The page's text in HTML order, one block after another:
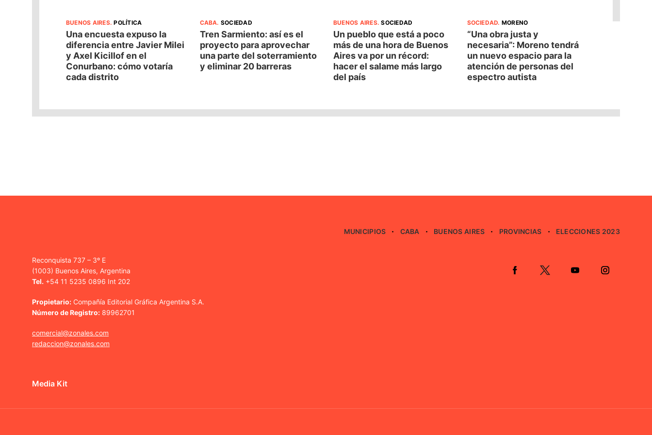
BUENOS AIRES.POLÍTICA
Una encuesta expuso la
diferencia entre Javier Milei
y Axel Kicillof en el
Conurbano: cómo votaría
cada distrito
CABA. SOCIEDAD
Tren Sarmiento: así es el
proyecto para aprovechar
una parte del soterramiento
y eliminar 20 barreras
BUENOS AIRES.SOCIEDAD
Un pueblo que está a poco
más de una hora de Buenos
Aires va por un récord:
hacer el salame más largo
del país
SOCIEDAD. MORENO
“Una obra justa y
necesaria”: Moreno tendrá
un nuevo espacio para la
atención de personas del
espectro autista
MUNICIPIOS CABA BUENOS AIRES PROVINCIAS ELECCIONES 2023
Reconquista 737 – 3º E
(1003) Buenos Aires, Argentina
Tel. +54 11 5235 0896 Int 202
Propietario: Compañía Editorial Gráfica Argentina S.A.
Número de Registro: 89962701
comercial@zonales.com
redaccion@zonales.com
Media Kit